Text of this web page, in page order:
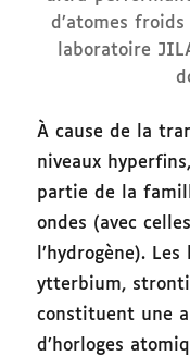
d’atomes
laboratoire
À cause de la
niveaux
partie de la
ondes (avec
l’hydrogène).
ytterbium,
constituent une
d’horloges